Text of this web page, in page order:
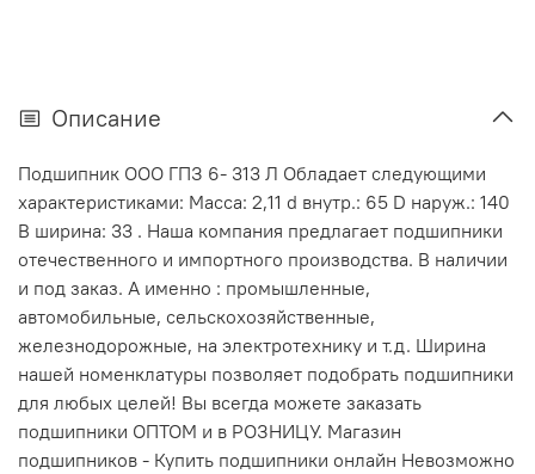
Описание
Подшипник ООО ГПЗ 6- 313 Л Обладает следующими
характеристиками: Масса: 2,11 d внутр.: 65 D наруж.: 140
В ширина: 33 . Наша компания предлагает подшипники
отечественного и импортного производства. В наличии
и под заказ. А именно : промышленные,
автомобильные, сельскохозяйственные,
железнодорожные, на электротехнику и т.д. Ширина
нашей номенклатуры позволяет подобрать подшипники
для любых целей! Вы всегда можете заказать
подшипники ОПТОМ и в РОЗНИЦУ. Магазин
подшипников - Купить подшипники онлайн Невозможно